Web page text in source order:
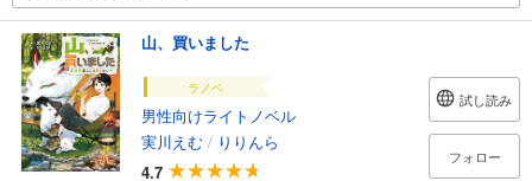
山、買いました
ラノベ
男性向けライトノベル
実川えむ / りりんら
4.7
試し読み
フォロー